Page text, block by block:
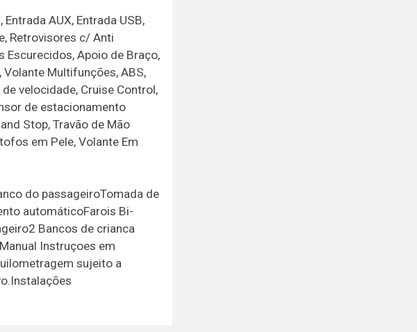
AUX, Entrada USB,
Retrovisores c/ Anti
Escurecidos, Apoio de Braço,
Multifunções, ABS,
velocidade, Cruise Control,
de estacionamento
Stop, Travão de Mão
em Pele, Volante Em
do passageiroTomada de
automáticoFarois Bi-
Bancos de crianca
Instruçoes em
sujeito a